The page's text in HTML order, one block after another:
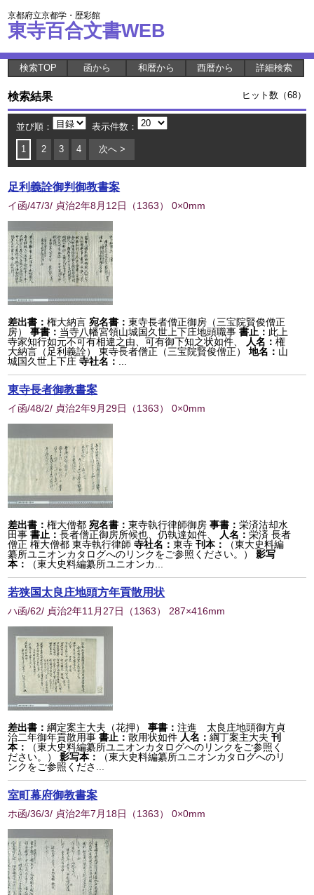
京都府立京都学・歴彩館
東寺百合文書WEB
検索TOP 函から 和暦から 西暦から 詳細検索
検索結果 ヒット数（68）
並び順： 表示件数：
1 2 3 4 次へ >
足利義詮御判御教書案
イ函/47/3/ 貞治2年8月12日 （1363） 0×0mm
差出書：権大納言 宛名書：東寺長者僧正御房（三宝院賢俊僧正
房）
事書： 当寺八幡宮領山城国久世上下庄地頭職事 書止： 此上
寺家知行如元不可有相違之由、可有御下知之状如件、
人名：権
大納言（足利義詮） 東寺長者僧正（三宝院賢俊僧正）
地名： 山
城国久世上下庄 寺社名：
東寺長者御教書案
イ函/48/2/ 貞治2年9月29日 （1363） 0×0mm
差出書：権大僧都 宛名書：東寺執行律師御房 事書：栄済沽却水
田事 書止：長者僧正御房所候也、仍執達如件、 人名：栄済 長者
僧正 権大僧都 東寺執行律師 寺社名：東寺 刊本：
（東大史料編
纂所ユニオンカタログへのリンクをご参照ください。）
影写
本：
（東大史料編纂所ユニオンカ...
若狭国太良庄地頭方年貢散用状
ハ函/62/ 貞治2年11月27日 （1363） 287×416mm
差出書：綱定案主大夫（花押） 事書：注進 太良庄地頭御方貞
治二年御年貢散用事 書止：散用状如件 人名：綱丁案主大夫 刊
本：
（東大史料編纂所ユニオンカタログへのリンクをご参照く
ださい。）
影写本：
（東大史料編纂所ユニオンカタログへのリ
ンクをご参照くださ...
室町幕府御教書案
ホ函/36/3/ 貞治2年7月18日 （1363） 0×0mm